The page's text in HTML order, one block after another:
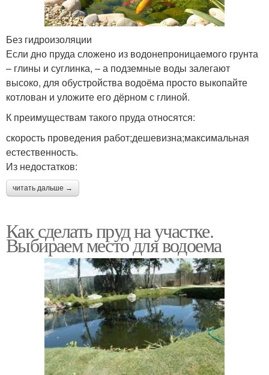
Без гидроизоляции
Если дно пруда сложено из водонепроницаемого грунта
– глины и суглинка, – а подземные воды залегают
высоко, для обустройства водоёма просто выкопайте
котлован и уложите его дёрном с глиной.
К преимуществам такого пруда относятся:
скорость проведения работ;дешевизна;максимальная
естественность.
Из недостатков:
читать дальше →
Как сделать пруд на участке.
Выбираем место для водоема